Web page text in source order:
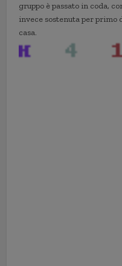
gruppo è passato in coda,
invece sostenuta per primo
casa.